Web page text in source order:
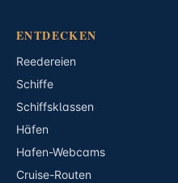
ENTDECKEN
Reedereien
Schiffe
Schiffsklassen
Häfen
Hafen-Webcams
Cruise-Routen